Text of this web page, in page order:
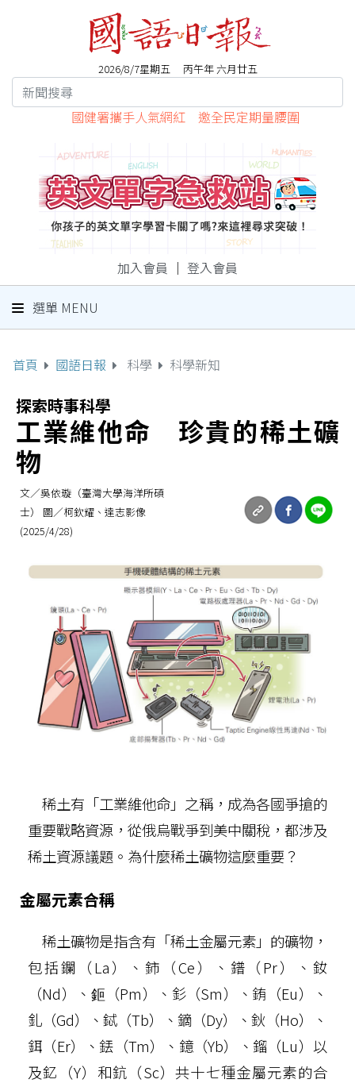
2026/8/7星期五 丙午年 六月廿五
國健署攜手人氣網紅 邀全民定期量腰圍
加入會員 ｜ 登入會員
選單 MENU
首頁 國語日報 科學 科學新知
探索時事科學
工業維他命 珍貴的稀土礦
物
文／吳依璇（臺灣大學海洋所碩
士） 圖／柯欽耀、達志影像
(2025/4/28)
稀土有「工業維他命」之稱，成為各國爭搶的
重要戰略資源，從俄烏戰爭到美中關稅，都涉及
稀土資源議題。為什麼稀土礦物這麼重要？
金屬元素合稱
稀土礦物是指含有「稀土金屬元素」的礦物，
包括鑭（La）、鈰（Ce）、鐠（Pr）、釹
（Nd）、鉕（Pm）、釤（Sm）、銪（Eu）、
釓（Gd）、鋱（Tb）、鏑（Dy）、鈥（Ho）、
鉺（Er）、銩（Tm）、鐿（Yb）、鎦（Lu）以
及釔（Y）和鈧（Sc）共十七種金屬元素的合